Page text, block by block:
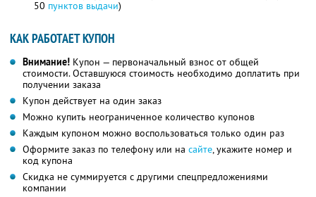
50 пунктов выдачи)
КАК РАБОТАЕТ КУПОН
Внимание! Купон — первоначальный взнос от общей
стоимости. Оставшуюся стоимость необходимо доплатить при
получении заказа
Купон действует на один заказ
Можно купить неограниченное количество купонов
Каждым купоном можно воспользоваться только один раз
Оформите заказ по телефону или на сайте, укажите номер и
код купона
Скидка не суммируется с другими спецпредложениями
компании